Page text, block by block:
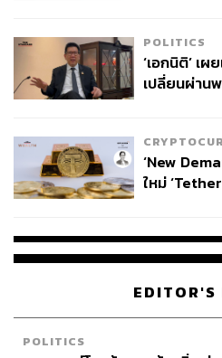
POLITICS
‘เอกนิติ’ เ
เปลี่ยนผ่าน
‘New
ใหม่
EDITOR'S
POLITICS